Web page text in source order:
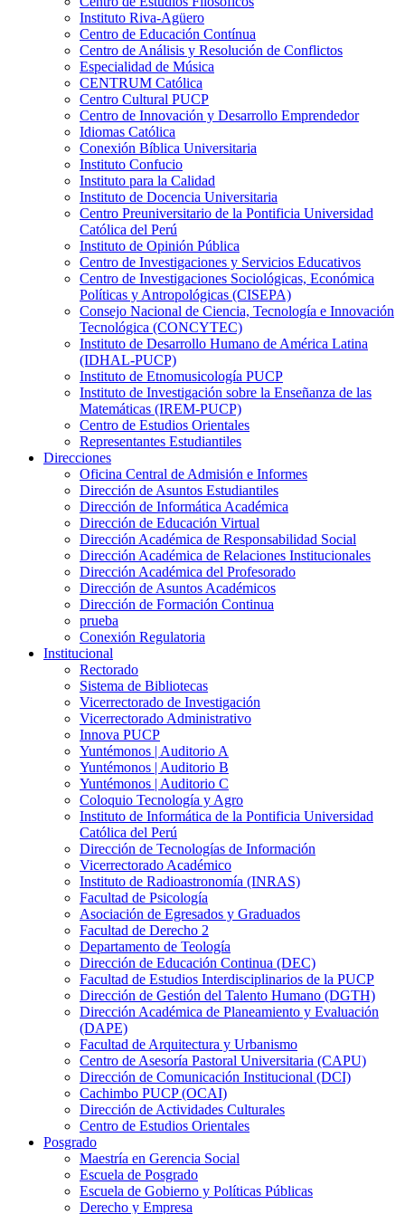
Instituto Riva-Agüero
Centro de Educación Contínua
Centro de Análisis y Resolución de Conflictos
Especialidad de Música
CENTRUM Católica
Centro Cultural PUCP
Centro de Innovación y Desarrollo Emprendedor
Idiomas Católica
Conexión Bíblica Universitaria
Instituto Confucio
Instituto para la Calidad
Instituto de Docencia Universitaria
Centro Preuniversitario de la Pontificia Universidad
Católica del Perú
Instituto de Opinión Pública
Centro de Investigaciones y Servicios Educativos
Centro de Investigaciones Sociológicas, Económica
Políticas y Antropológicas (CISEPA)
Consejo Nacional de Ciencia, Tecnología e Innovación
Tecnológica (CONCYTEC)
Instituto de Desarrollo Humano de América Latina
(IDHAL-PUCP)
Instituto de Etnomusicología PUCP
Instituto de Investigación sobre la Enseñanza de las
Matemáticas (IREM-PUCP)
Centro de Estudios Orientales
Representantes Estudiantiles
Direcciones
Oficina Central de Admisión e Informes
Dirección de Asuntos Estudiantiles
Dirección de Informática Académica
Dirección de Educación Virtual
Dirección Académica de Responsabilidad Social
Dirección Académica de Relaciones Institucionales
Dirección Académica del Profesorado
Dirección de Asuntos Académicos
Dirección de Formación Continua
prueba
Conexión Regulatoria
Institucional
Rectorado
Sistema de Bibliotecas
Vicerrectorado de Investigación
Vicerrectorado Administrativo
Innova PUCP
Yuntémonos | Auditorio A
Yuntémonos | Auditorio B
Yuntémonos | Auditorio C
Coloquio Tecnología y Agro
Instituto de Informática de la Pontificia Universidad
Católica del Perú
Dirección de Tecnologías de Información
Vicerrectorado Académico
Instituto de Radioastronomía (INRAS)
Facultad de Psicología
Asociación de Egresados y Graduados
Facultad de Derecho 2
Departamento de Teología
Dirección de Educación Continua (DEC)
Facultad de Estudios Interdisciplinarios de la PUCP
Dirección de Gestión del Talento Humano (DGTH)
Dirección Académica de Planeamiento y Evaluación
(DAPE)
Facultad de Arquitectura y Urbanismo
Centro de Asesoría Pastoral Universitaria (CAPU)
Dirección de Comunicación Institucional (DCI)
Cachimbo PUCP (OCAI)
Dirección de Actividades Culturales
Centro de Estudios Orientales
Posgrado
Maestría en Gerencia Social
Escuela de Posgrado
Escuela de Gobierno y Políticas Públicas
Derecho y Empresa